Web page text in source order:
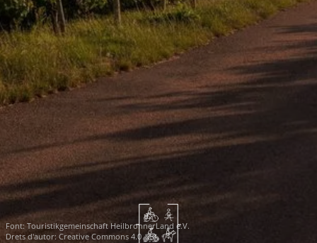
Font: Touristikgemeinschaft HeilbronnerLand e.V.
Drets d'autor: Creative Commons 4.0